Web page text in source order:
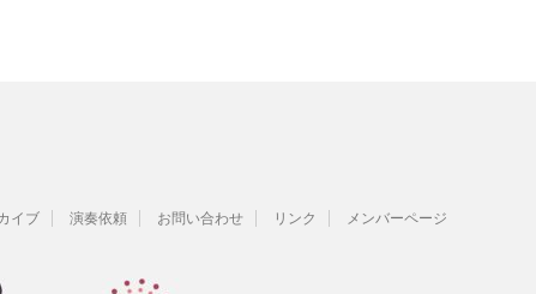
イブ 演奏依頼 お問い合わせ リンク メンバーページ